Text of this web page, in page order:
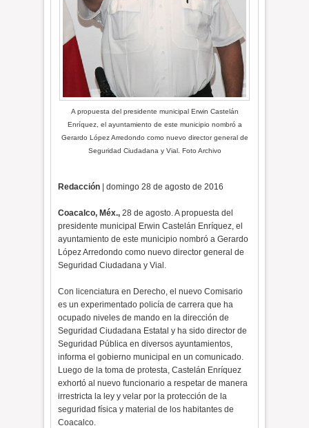
A propuesta del presidente municipal Erwin Castelán
Enríquez, el ayuntamiento de este municipio nombró a
Gerardo López Arredondo como nuevo director general de
Seguridad Ciudadana y Vial. Foto Archivo
Redacción | domingo 28 de agosto de 2016
Coacalco, Méx.,28 de agosto. A propuesta del
presidente municipal Erwin Castelán Enríquez, el
ayuntamiento de este municipio nombró a Gerardo
López Arredondo como nuevo director general de
Seguridad Ciudadana y Vial.
Con licenciatura en Derecho, el nuevo Comisario
es un experimentado policía de carrera que ha
ocupado niveles de mando en la dirección de
Seguridad Ciudadana Estatal y ha sido director de
Seguridad Pública en diversos ayuntamientos,
informa el gobierno municipal en un comunicado.
Luego de la toma de protesta, Castelán Enríquez
exhortó al nuevo funcionario a respetar de manera
irrestricta la ley y velar por la protección de la
seguridad física y material de los habitantes de
Coacalco.